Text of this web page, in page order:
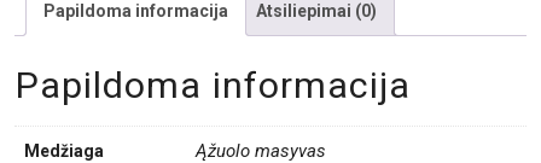
Papildoma informacija Atsiliepimai (0)
Papildoma informacija
Medžiaga Ąžuolo masyvas